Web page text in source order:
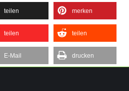
teilen merken
teilen teilen
E-Mail drucken